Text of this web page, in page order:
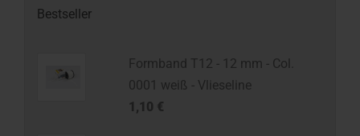
Bestseller
Formband T12 - 12 mm - Col.
0001 weiß - Vlieseline
1,10 €